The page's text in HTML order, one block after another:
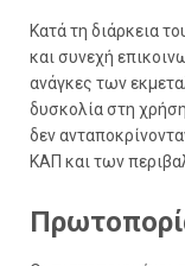
Κατά τη διάρκεια
και συνεχή
ανάγκες των
δυσκολία στη
δεν
ΚΑΠ και των